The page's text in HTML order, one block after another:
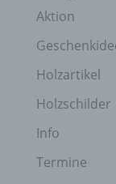
Aktion
Holzartikel
Holzschilder
Info
Termine